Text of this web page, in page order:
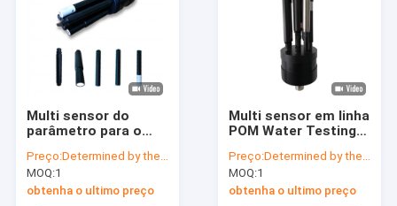
Multi sensor do
parâmetro para o
vigilância de
qualidade de água do
parâmetro
Preço:Determined by the number of specific orders
MOQ:1
obtenha o ultimo preço
Multi sensor em linha
POM Water Testing
qualidade de água do
parâmetro
Preço:Determined by the number of specific orders
MOQ:1
obtenha o ultimo preço